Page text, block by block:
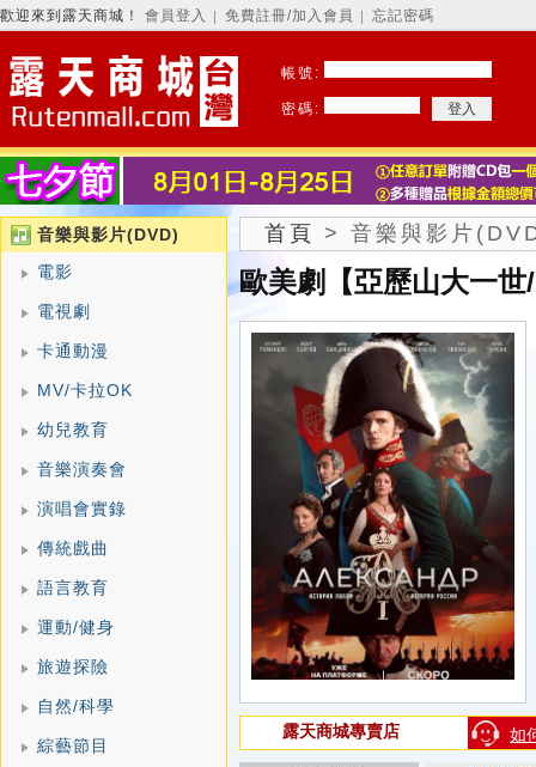
歡迎來到露天商城！ 會員登入 免費註冊/加入會員 忘記密碼
帳號:
密碼:
音樂與影片(DVD)
電影
電視劇
卡通動漫
MV/卡拉OK
幼兒教育
音樂演奏會
演唱會實錄
傳統戲曲
語言教育
運動/健身
旅遊探險
自然/科學
綜藝節目
首頁 > 音樂與影片
歐美劇【亞歷山大一
如
露天商城專賣店